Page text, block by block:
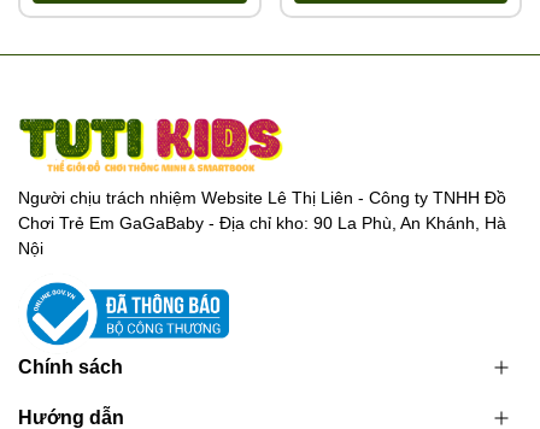
Người chịu trách nhiệm Website Lê Thị Liên - Công ty TNHH Đồ
Chơi Trẻ Em GaGaBaby - Địa chỉ kho: 90 La Phù, An Khánh, Hà
Nội
Chính sách
Hướng dẫn